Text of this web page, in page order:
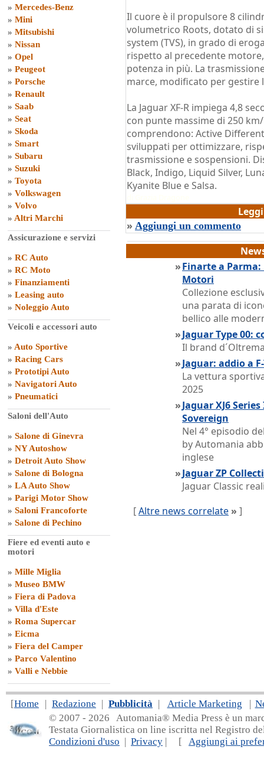
» Mercedes-Benz
» Mini
» Mitsubishi
» Nissan
» Opel
» Peugeot
» Porsche
» Renault
» Saab
» Seat
» Skoda
» Smart
» Subaru
» Suzuki
» Toyota
» Volkswagen
» Volvo
» Altri Marchi
Assicurazione e servizi
» RC Auto
» RC Moto
» Finanziamenti
» Leasing auto
» Noleggio Auto
Veicoli e accessori auto
» Auto Sportive
» Racing Cars
» Prototipi Auto
» Navigatori Auto
» Pneumatici
Saloni dell'Auto
» Salone di Ginevra
» NY Autoshow
» Detroit Auto Show
» Salone di Bologna
» LA Auto Show
» Parigi Motor Show
» Saloni Francoforte
» Salone di Pechino
Fiere ed eventi auto e
motori
» Mille Miglia
» Museo BMW
» Fiera di Padova
» Villa d'Este
» Roma Supercar
» Eicma
» Fiera del Camper
» Parco Valentino
» Valli e Nebbie
Il cuore è il propulsore 8
volumetrico Roots, dotato di
system (TVS), in grado di
rispetto al precedente
potenza in più. La
marce, modificato per gestire
La Jaguar XF-R impiega 4,8
con punte massime di 250
comprendono: Active
sviluppati per ottimizzare,
trasmissione e sospensioni.
Black, Indigo, Liquid Silver,
Kyanite Blue e Salsa.
» Aggiungi un commento
»Finarte a Parma:
Motori
Collezione
una parata di
bellico alle
»Jaguar Type 00:
Il brand
»Jaguar: addio a F-
La vettura
2025
»Jaguar XJ6
Sovereign
Nel 4° episodio
by Automania
inglese
»Jaguar ZP
Jaguar Classic
[Altre news correlate » ]
[Home | Redazione | Pubblicità | Article Marketing |
© 2007 - 2026 Automania® Media Press è un
Testata Giornalistica on line iscritta nel Registro
Condizioni d'uso | Privacy | [ Aggiungi ai